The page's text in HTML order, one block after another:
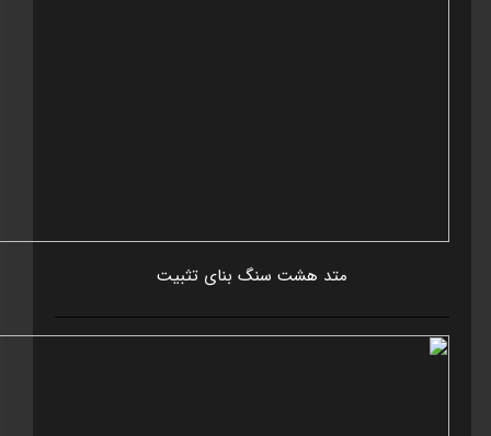
متد هشت سنگ بنای تثبيت